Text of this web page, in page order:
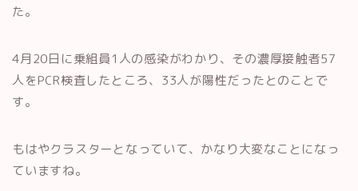
た。
4月20日に乗組員1人の感染がわかり、その濃厚接触者57
人をPCR検査したところ、33人が陽性だったとのことで
す。
もはやクラスターとなっていて、かなり大変なことになっ
ていますね。